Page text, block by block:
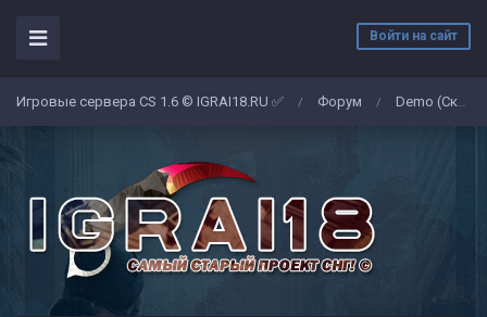
Войти на сайт
Игровые сервера CS 1.6 © IGRAI18.RU ✅ / Форум / Demo (Скриншоты)